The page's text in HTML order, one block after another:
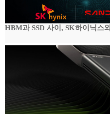
HBM과 SSD 사이, SK하이닉스